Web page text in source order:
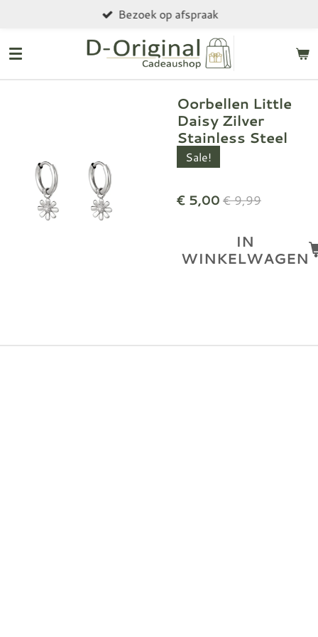
naar
hoofdinhoud
Bezoek op afspraak
Oorbellen Little
Daisy Zilver
Stainless Steel
Sale!
€ 5,00 € 9,99
IN
WINKELWAGEN